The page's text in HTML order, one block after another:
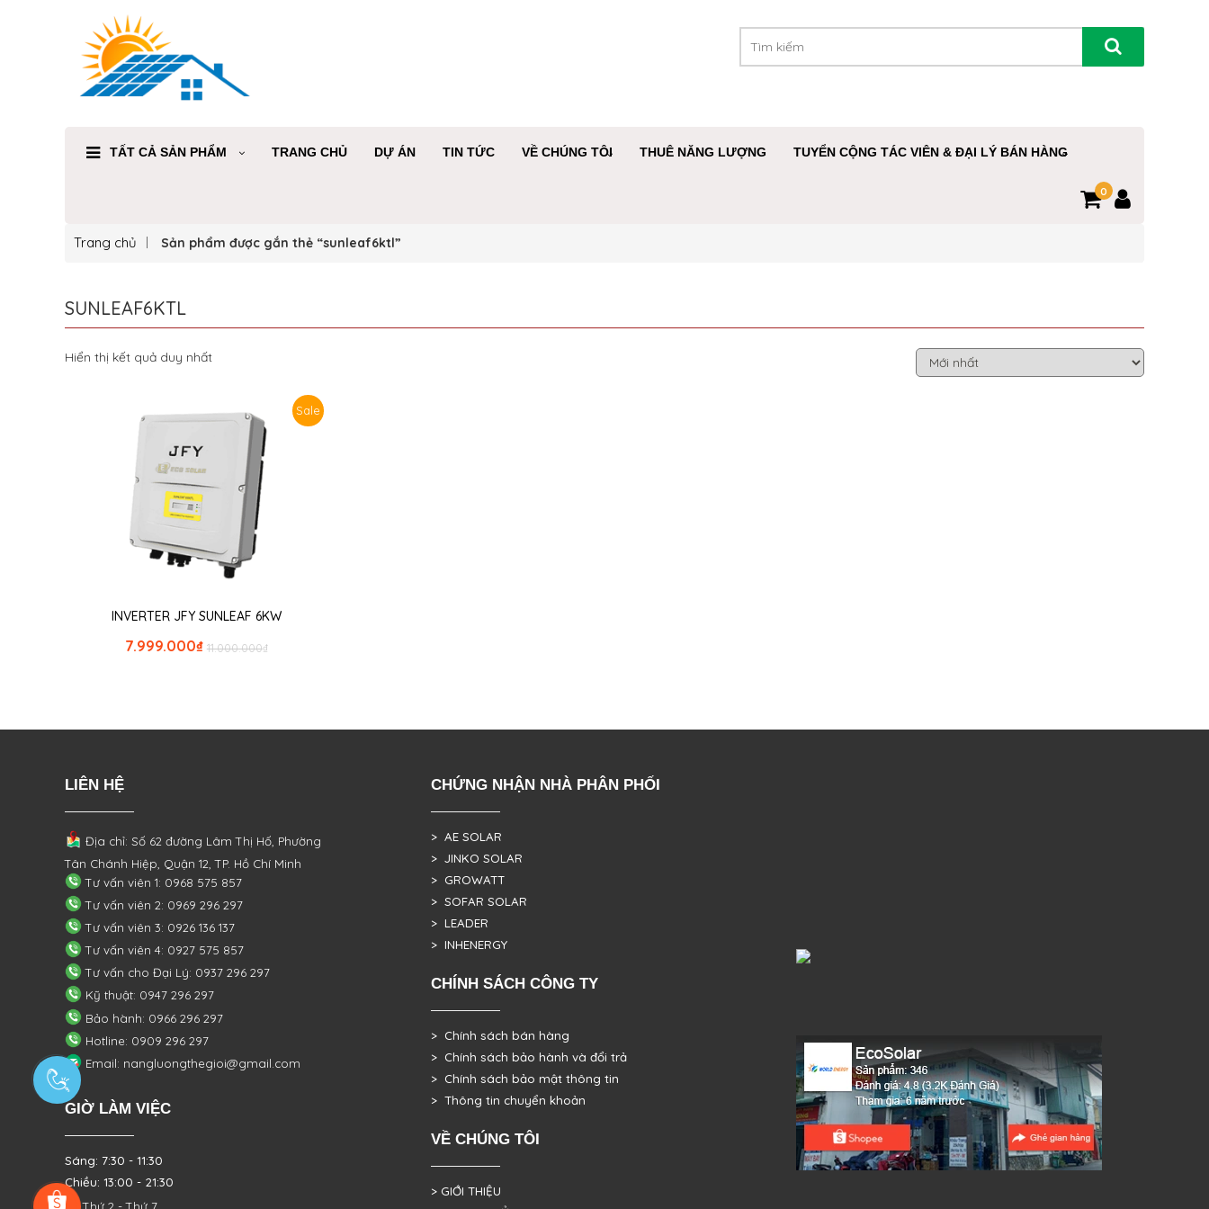
TẤT CẢ SẢN PHẨM TRANG CHỦ DỰ ÁN TIN TỨC VỀ CHÚNG TÔI THUÊ NĂNG LƯỢNG TUYỂN CỘNG TÁC VIÊN & ĐẠI LÝ BÁN HÀNG
0
Trang chủ Sản phẩm được gắn thẻ “sunleaf6ktl”
SUNLEAF6KTL
Hiển thị kết quả duy nhất
Sale
INVERTER JFY SUNLEAF 6KW
₫
11.000.000
₫
7.999.000
LIÊN HỆ
Địa chỉ: Số 62 đường Lâm Thị Hố, Phường
Tân Chánh Hiệp, Quận 12, TP. Hồ Chí Minh
Tư vấn viên 1: 0968 575 857
Tư vấn viên 2: 0969 296 297
Tư vấn viên 3: 0926 136 137
Tư vấn viên 4: 0927 575 857
Tư vấn cho Đại Lý: 0937 296 297
Kỹ thuật: 0947 296 297
Bảo hành: 0966 296 297
Hotline: 0909 296 297
Email: nangluongthegioi@gmail.com
GIỜ LÀM VIỆC
Sáng: 7:30 - 11:30
Chiều: 13:00 - 21:30
CHỨNG NHẬN NHÀ PHÂN PHỐI
> AE SOLAR
> JINKO SOLAR
> GROWATT
> SOFAR SOLAR
> LEADER
> INHENERGY
CHÍNH SÁCH CÔNG TY
> Chính sách bán hàng
> Chính sách bảo hành và đổi trả
> Chính sách bảo mật thông tin
> Thông tin chuyển khoản
VỀ CHÚNG TÔI
> GIỚI THIỆU